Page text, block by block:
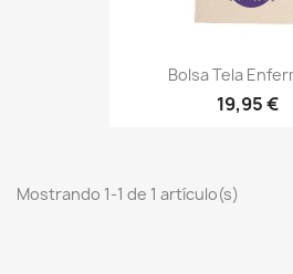
Bolsa Tela
19,95 €
Mostrando 1-1 de 1 artículo(s)